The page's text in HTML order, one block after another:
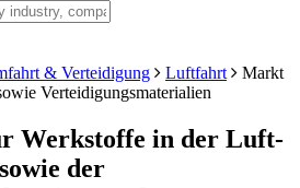
& Verteidigung Luftfahrt
Markt
Verteidigungsmaterialien
Werkstoffe in der Luft-
der